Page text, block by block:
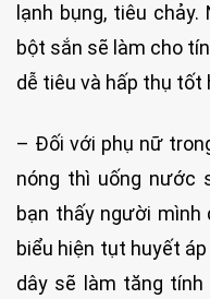
lạnh bụng, tiêu
bột sắn sẽ làm cho
dễ tiêu và hấp thụ tốt
– Đối với phụ nữ
nóng thì uống nước
bạn thấy người
biểu hiện tụt huyết
dây sẽ làm tăng